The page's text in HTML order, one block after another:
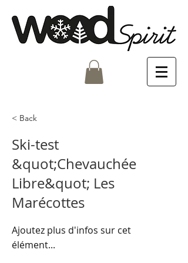
< Back
Ski-test
&quot;Chevauchée
Libre&quot; Les
Marécottes
Ajoutez plus d'infos sur cet
élément...